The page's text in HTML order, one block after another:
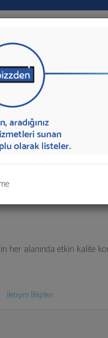
aşağıda
talebinizi firmalara
her alanında etkin kalite
İletişim Bilgileri